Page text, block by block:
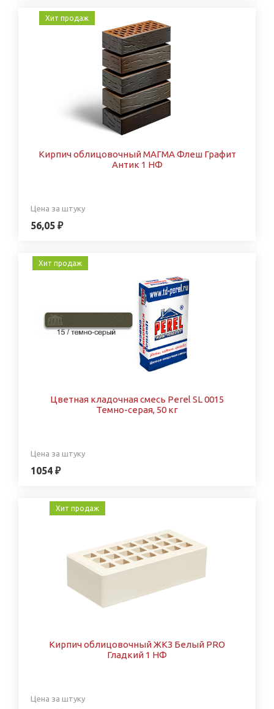
Хит продаж
Кирпич облицовочный МАГМА Флеш Графит
Антик 1 НФ
Цена за штуку
56,05 ₽
Хит продаж
Цветная кладочная смесь Perel SL 0015
Темно-серая, 50 кг
Цена за штуку
1054 ₽
Хит продаж
Кирпич облицовочный ЖКЗ Белый PRO
Гладкий 1 НФ
Цена за штуку